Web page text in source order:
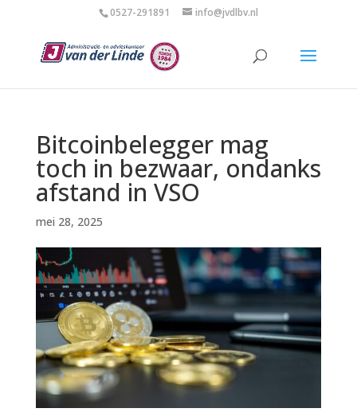
0527-291891 info@jvdlbv.nl
Bitcoinbelegger mag
toch in bezwaar, ondanks
afstand in VSO
mei 28, 2025